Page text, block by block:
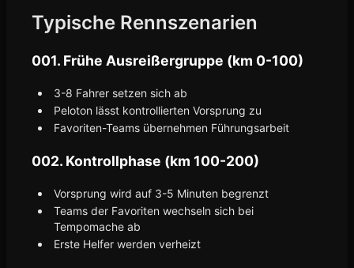
Typische Rennszenarien
001. Frühe Ausreißergruppe (km 0-100)
3-8 Fahrer setzen sich ab
Peloton lässt kontrollierten Vorsprung zu
Favoriten-Teams übernehmen Führungsarbeit
002. Kontrollphase (km 100-200)
Vorsprung wird auf 3-5 Minuten begrenzt
Teams der Favoriten wechseln sich bei
Tempomache ab
Erste Helfer werden verheizt